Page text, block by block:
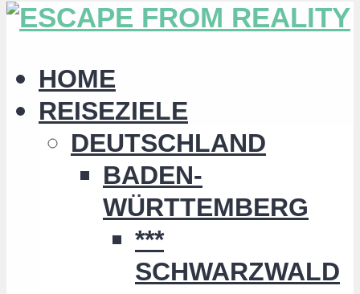
HOME
REISEZIELE
DEUTSCHLAND
BADEN-
WÜRTTEMBERG
***
SCHWARZWALD